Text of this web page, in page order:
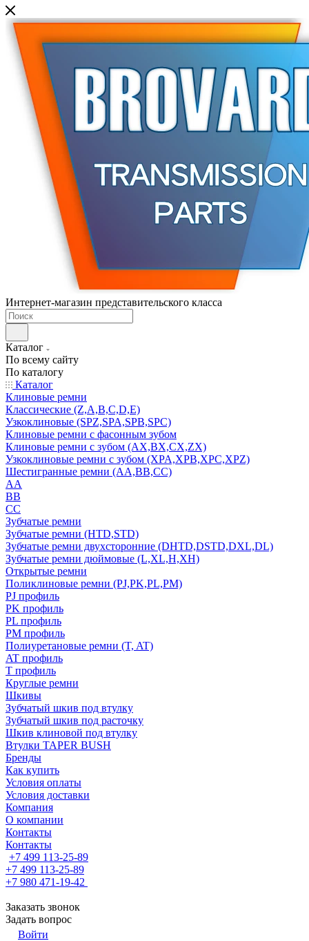
Интернет-магазин представительского класса
Каталог
По всему сайту
По каталогу
Каталог
Клиновые ремни
Классические (Z,A,B,C,D,E)
Узкоклиновые (SPZ,SPA,SPB,SPC)
Клиновые ремни с фасонным зубом
Клиновые ремни с зубом (AX,BX,CX,ZX)
Узкоклиновые ремни с зубом (XPA,XPB,XPC,XPZ)
Шестигранные ремни (AA,BB,CC)
AA
BB
CC
Зубчатые ремни
Зубчатые ремни (HTD,STD)
Зубчатые ремни двухсторонние (DHTD,DSTD,DXL,DL)
Зубчатые ремни дюймовые (L,XL,H,XH)
Открытые ремни
Поликлиновые ремни (PJ,PK,PL,PM)
PJ профиль
PK профиль
PL профиль
PM профиль
Полиуретановые ремни (T, AT)
AT профиль
T профиль
Круглые ремни
Шкивы
Зубчатый шкив под втулку
Зубчатый шкив под расточку
Шкив клиновой под втулку
Втулки TAPER BUSH
Бренды
Как купить
Условия оплаты
Условия доставки
Компания
О компании
Контакты
Контакты
+7 499 113-25-89
+7 499 113-25-89
+7 980 471-19-42
Заказать звонок
Задать вопрос
Войти